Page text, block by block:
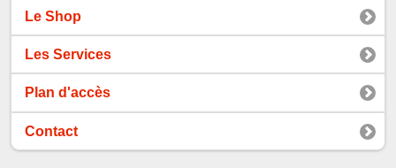
Le Shop
Les Services
Plan d'accès
Contact